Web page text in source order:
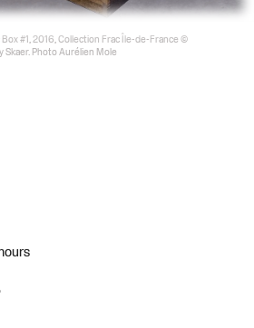
Box #1, 2016, Collection Frac Île-de-France ©
Skaer. Photo Aurélien Mole